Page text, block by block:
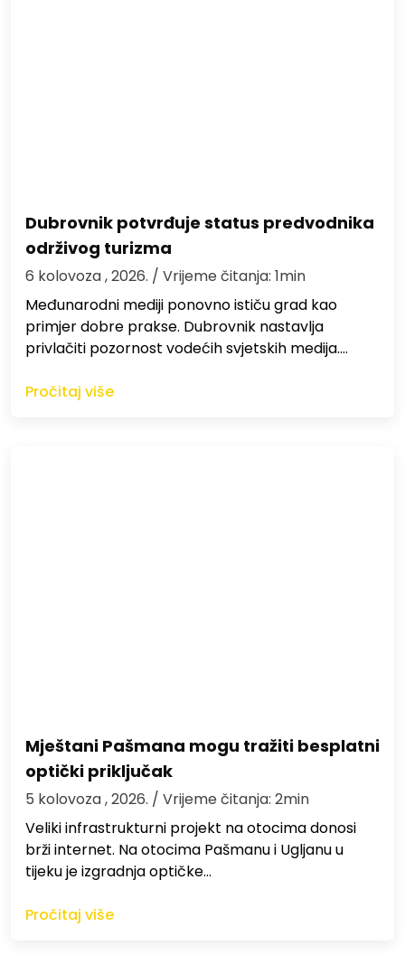
Dubrovnik potvrđuje status predvodnika
održivog turizma
6 kolovoza , 2026. / Vrijeme čitanja: 1min
Međunarodni mediji ponovno ističu grad kao
primjer dobre prakse. Dubrovnik nastavlja
privlačiti pozornost vodećih svjetskih medija.…
Pročitaj više
Mještani Pašmana mogu tražiti besplatni
optički priključak
5 kolovoza , 2026. / Vrijeme čitanja: 2min
Veliki infrastrukturni projekt na otocima donosi
brži internet. Na otocima Pašmanu i Ugljanu u
tijeku je izgradnja optičke…
Pročitaj više